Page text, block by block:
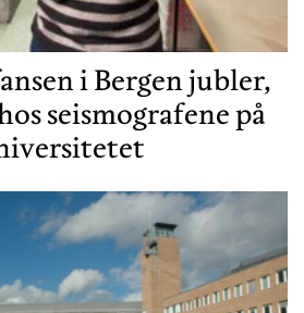
i Bergen jubler,
seismografene på